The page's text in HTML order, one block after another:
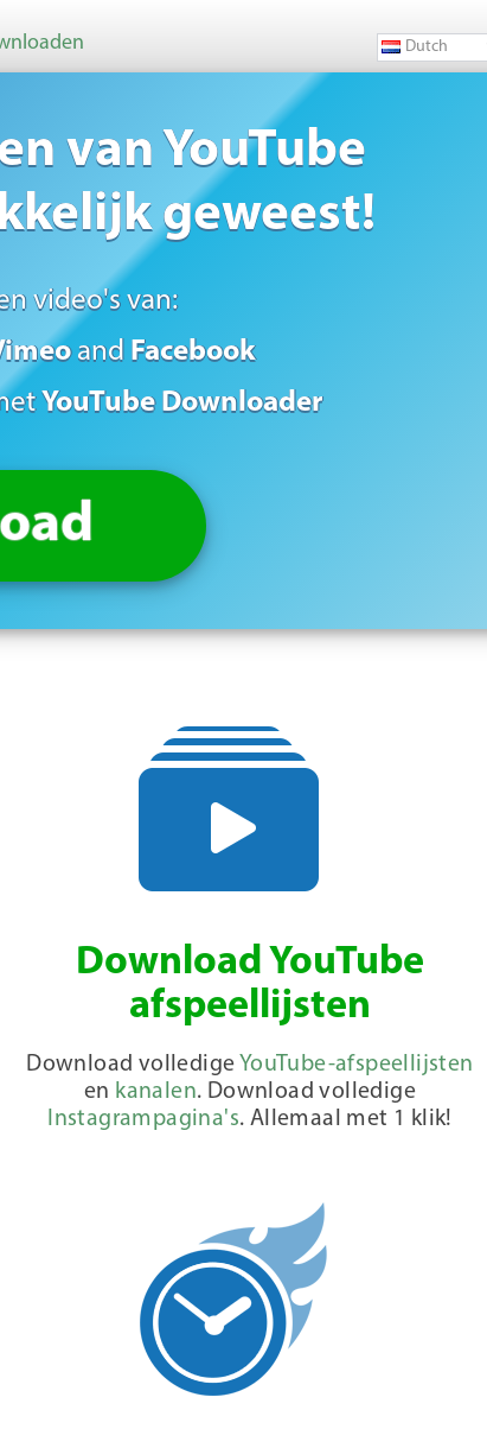
Dutch
van YouTube
geweest!
video's van:
and Facebook
YouTube Downloader
Download YouTube
afspeellijsten
Download volledige YouTube-afspeellijsten
en kanalen. Download volledige
Instagrampagina's. Allemaal met 1 klik!